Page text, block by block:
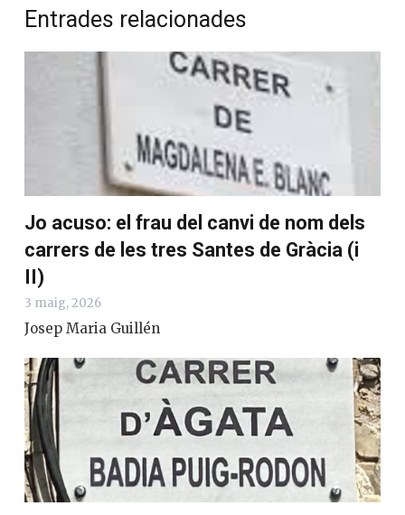
Entrades relacionades
Jo acuso: el frau del canvi de nom dels
carrers de les tres Santes de Gràcia (i
II)
3 maig, 2026
Josep Maria Guillén